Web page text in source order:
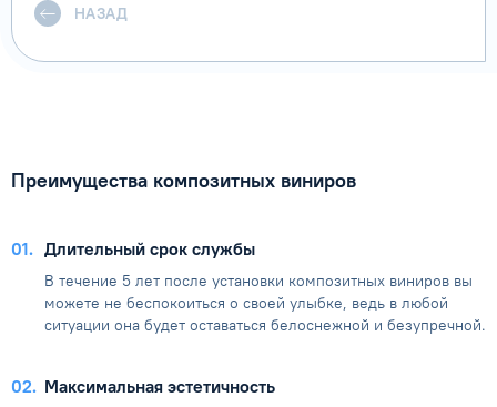
НАЗАД
Преимущества композитных виниров
01 Длительный срок службы
В течение 5 лет после установки композитных виниров вы
можете не беспокоиться о своей улыбке, ведь в любой
ситуации она будет оставаться белоснежной и безупречной.
02 Максимальная эстетичность